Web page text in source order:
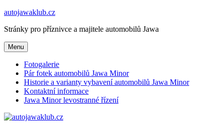
Přejít
obsahu
autojawaklub.cz
Stránky pro příznivce a majitele automobilů Jawa
Menu
Fotogalerie
Pár fotek automobilů Jawa Minor
Historie a varianty vybavení automobilů Jawa Minor
Kontaktní informace
Jawa Minor levostranné řízení